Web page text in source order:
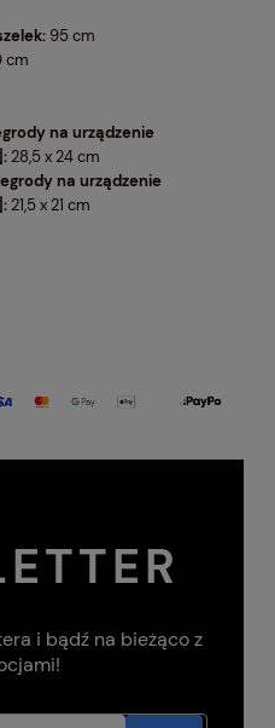
95 cm
cm
na urządzenie
28,5 x 24 cm
na urządzenie
21,5 x 21 cm
i bądź na bieżąco z